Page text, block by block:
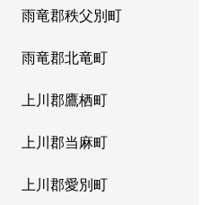
雨竜郡秩父別町
雨竜郡北竜町
上川郡鷹栖町
上川郡当麻町
上川郡愛別町